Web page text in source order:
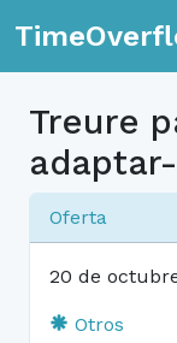
Treure
Oferta
20 de
Otros